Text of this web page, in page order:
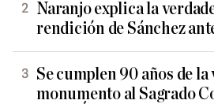
Naranjo explica la
rendición de Sánchez
Se cumplen 90 años de
monumento al Sagrado